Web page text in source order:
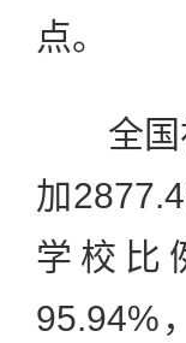
点。
全国初
加
学校比
95.94%